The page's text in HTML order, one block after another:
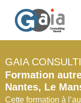
Aller
au
contenu
GAIA
Formation
Nantes, Le
Cette formation à